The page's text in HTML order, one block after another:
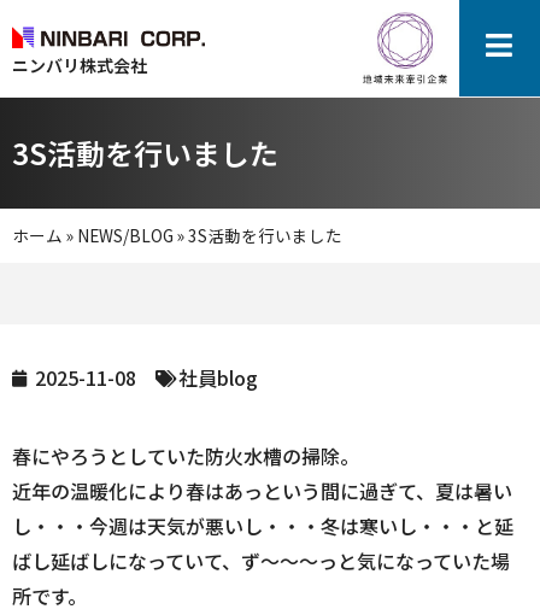
ニンバリ株式会社
3S活動を行いました
ホーム » NEWS/BLOG »3S活動を行いました
2025-11-08 社員blog
春にやろうとしていた防火水槽の掃除。
近年の温暖化により春はあっという間に過ぎて、夏は暑い
し・・・今週は天気が悪いし・・・冬は寒いし・・・と延
ばし延ばしになっていて、ず～～～っと気になっていた場
所です。